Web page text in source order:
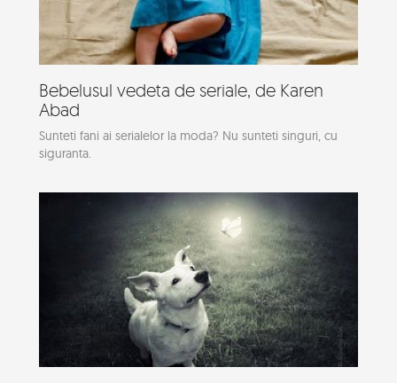
Bebelusul vedeta de seriale, de Karen
Abad
Sunteti fani ai serialelor la moda? Nu sunteti singuri, cu
siguranta.